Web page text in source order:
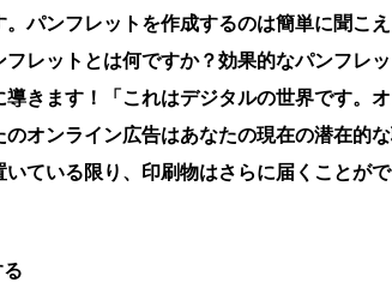
パンフレットを作成するのは簡単に聞こ
レットとは何ですか？効果的なパンフレ
きます！「これはデジタルの世界です。
のオンライン広告はあなたの現在の潜在的
ている限り、印刷物はさらに届くことがで